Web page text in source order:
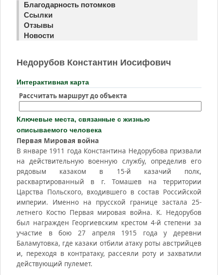
Благодарность потомков
Ссылки
Отзывы
Новости
Недорубов Константин Иосифович
Интерактивная карта
Рассчитать маршрут до объекта
Ключевые места, связанные с жизнью
описываемого человека
Первая Мировая война
В январе 1911 года Константина Недорубова призвали
на действительную военную службу, определив его
рядовым казаком в 15-й казачий полк,
расквартированный в г. Томашев на территории
Царства Польского, входившего в состав Российской
империи. Именно на прусской границе застала 25-
летнего Костю Первая мировая война. К. Недорубов
был награжден Георгиевским крестом 4-й степени за
участие в бою 27 апреля 1915 года у деревни
Баламутовка, где казаки отбили атаку роты австрийцев
и, переходя в контратаку, рассеяли роту и захватили
действующий пулемет.